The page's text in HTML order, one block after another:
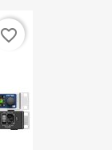
favorite_border